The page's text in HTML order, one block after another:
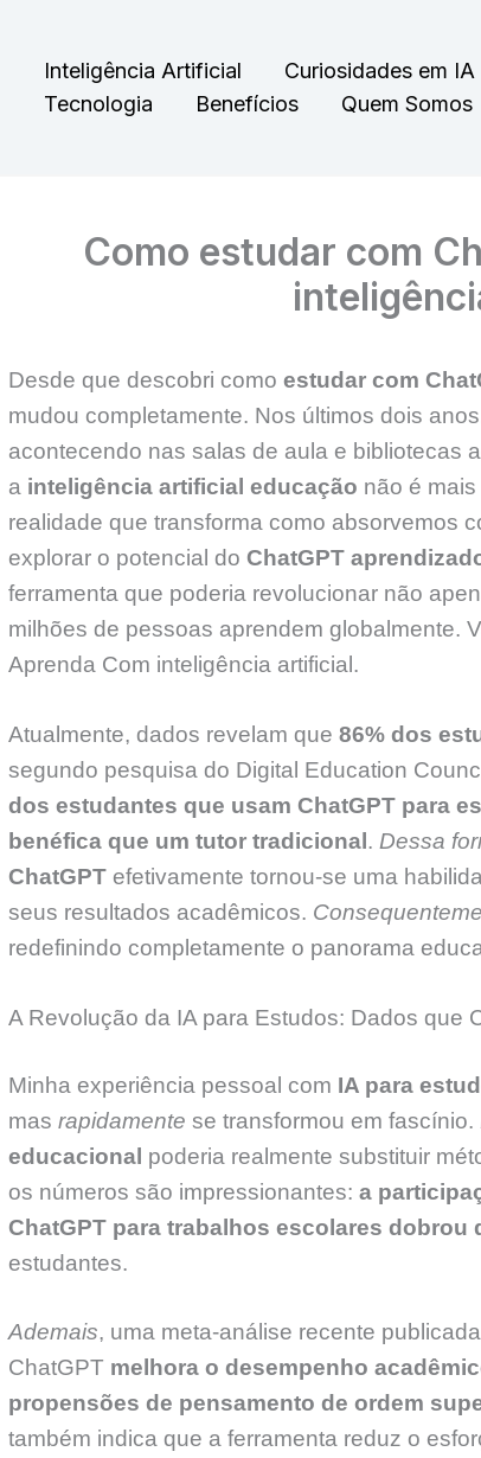
Inteligência Artificial Curiosidades em IA
Tecnologia
Benefícios Quem Somos
Como estudar com
Desde que descobri como estudar com
mudou completamente. Nos últimos dois
acontecendo nas salas de aula e bibliotecas
a inteligência artificial educação não é
realidade que transforma como absorvemos
explorar o potencial do ChatGPT
ferramenta que poderia revolucionar não
milhões de pessoas aprendem globalmente.
Aprenda Com inteligência artificial.
Atualmente, dados revelam que 86% dos
segundo pesquisa do Digital Education
dos estudantes que usam ChatGPT para
benéfica que um tutor tradicional. Dessa
ChatGPTefetivamente tornou-se uma
seus resultados acadêmicos.
redefinindo completamente o panorama
A Revolução da IA para Estudos: Dados que
Minha experiência pessoal com IA para
mas rapidamente se transformou em fascínio.
educacional poderia realmente substituir
os números são impressionantes: a
ChatGPT para trabalhos escolares dobrou
estudantes.
Ademais, uma meta-análise recente
ChatGPT melhora o desempenho
propensões de pensamento de ordem
também indica que a ferramenta reduz o